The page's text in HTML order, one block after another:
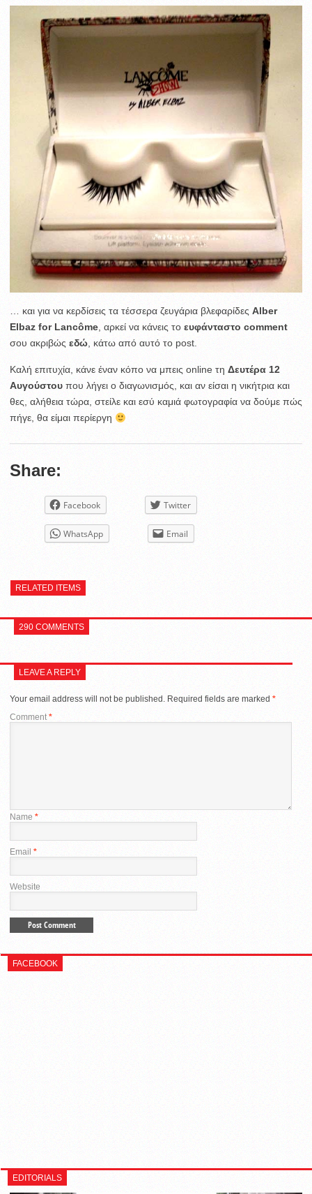
… και για να κερδίσεις τα τέσσερα ζευγάρια βλεφαρίδες Alber
Elbaz for Lancôme, αρκεί να κάνεις το ευφάνταστο comment
σου ακριβώς εδώ, κάτω από αυτό το post.
Καλή επιτυχία, κάνε έναν κόπο να μπεις online τη Δευτέρα 12
Αυγούστου που λήγει ο διαγωνισμός, και αν είσαι η νικήτρια και
θες, αλήθεια τώρα, στείλε και εσύ καμιά φωτογραφία να δούμε πώς
πήγε, θα είμαι περίεργη
Share:
Facebook Twitter
WhatsApp Email
RELATED ITEMS
290 COMMENTS
LEAVE A REPLY
Your email address will not be published. Required fields are marked *
Comment*
Name *
Email *
Website
FACEBOOK
EDITORIALS